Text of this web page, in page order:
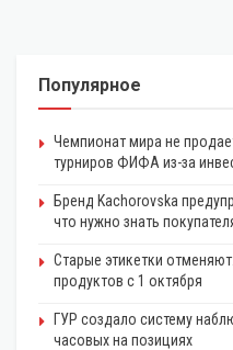
Популярное
Чемпионат мира не
турниров ФИФА из-за
Бренд Kachorovska
что нужно знать
Старые этикетки
продуктов с 1 октября
ГУР создало систему
часовых на позициях